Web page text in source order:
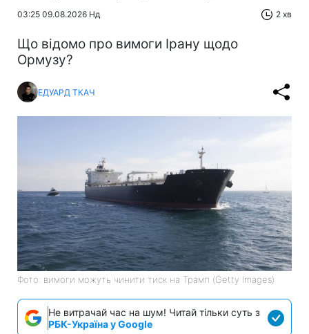
03:25 09.08.2026 Нд 2 хв
Що відомо про вимоги Ірану щодо
Ормузу?
ЕДУАРД ТКАЧ
Фото: вимоги можуть чинити тиск на Трамп (Getty Images)
Не витрачай час на шум! Читай тільки суть з
РБК-Україна у Google